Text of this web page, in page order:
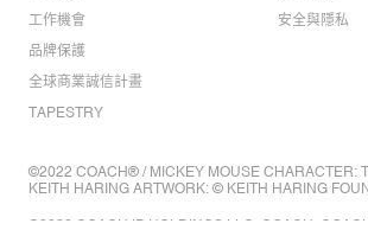
工作機會
品牌保護
全球商業誠信計畫
TAPESTRY
安全與隱私
©2022 COACH® / MICKEY MOUSE CHARACTER:
KEITH HARING ARTWORK: © KEITH HARING
©2022 COACH IP HOLDINGS LLC. COACH,